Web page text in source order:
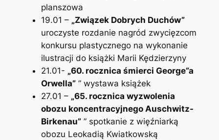
planszowa
19.01 – „Związek Dobrych Duchów”
uroczyste rozdanie nagród zwycięzcom
konkursu plastycznego na wykonanie
ilustracji do książki Marii Kędzierzyny
21.01- „60. rocznica śmierci George”a
Orwella”” wystawa książek
27.01 – „65. rocznica wyzwolenia
obozu koncentracyjnego Auschwitz-
Birkenau”” spotkanie z więźniarką
obozu Leokadią Kwiatkowską